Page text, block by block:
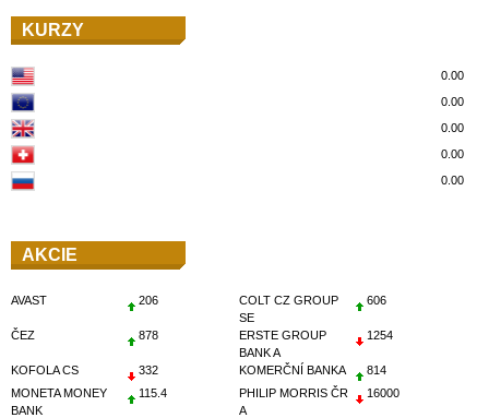
KURZY
0.00
0.00
0.00
0.00
0.00
AKCIE
AVAST 206
COLT CZ GROUP
SE
606
ČEZ 878
ERSTE GROUP
BANK A
1254
KOFOLA CS 332 KOMERČNÍ BANKA
814
MONETA MONEY
BANK
115.4
PHILIP MORRIS ČR
A
16000